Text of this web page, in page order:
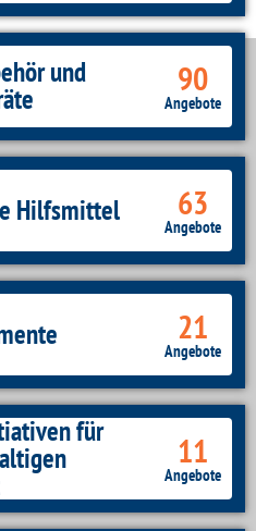
und 90
Angebote
Hilfsmittel 63
Angebote
21
Angebote
für 11
Angebote